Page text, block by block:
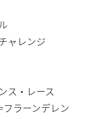
ャレンジ
ス・レース
ラーンデレン